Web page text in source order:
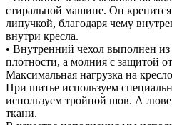
стиральной машине. Он
липучкой, благодаря чему
внутри кресла.
• Внутренний чехол выполнен
плотности, а молния с защитой
Максимальная нагрузка на
При шитье используем
используем тройной шов. А
ткани.